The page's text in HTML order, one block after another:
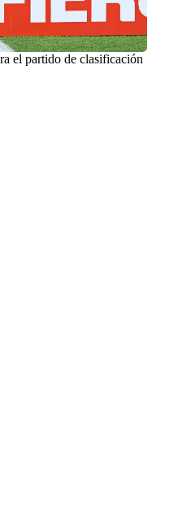
el partido de clasificación